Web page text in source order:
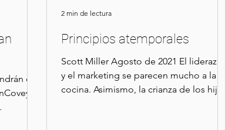
del
Principios atemporales
Scott Miller Agosto de 2021 El liderazgo
y el marketing se parecen mucho a la
cocina. Asimismo, la crianza de los hijos,
2 min de lectura